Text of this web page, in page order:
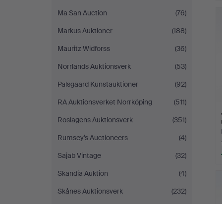
Ma San Auction
(76)
Markus Auktioner
(188)
Mauritz Widforss
(36)
Norrlands Auktionsverk
(53)
Palsgaard Kunstauktioner
(92)
RA Auktionsverket Norrköping
(511)
Roslagens Auktionsverk
(351)
Rumsey’s Auctioneers
(4)
Sajab Vintage
(32)
Skandia Auktion
(4)
Skånes Auktionsverk
(232)